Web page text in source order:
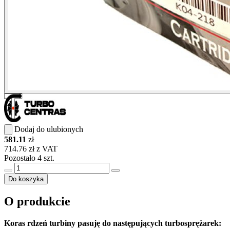
Dodaj do ulubionych
581.11 zł
714.76 zł z VAT
Pozostało 4 szt.
Do koszyka
O produkcie
Koras rdzeń turbiny pasuję do następujących turbosprężarek: